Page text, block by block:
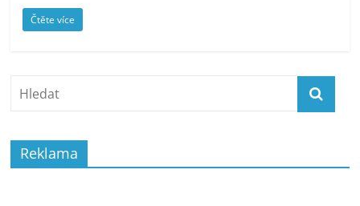
Čtěte více
Reklama